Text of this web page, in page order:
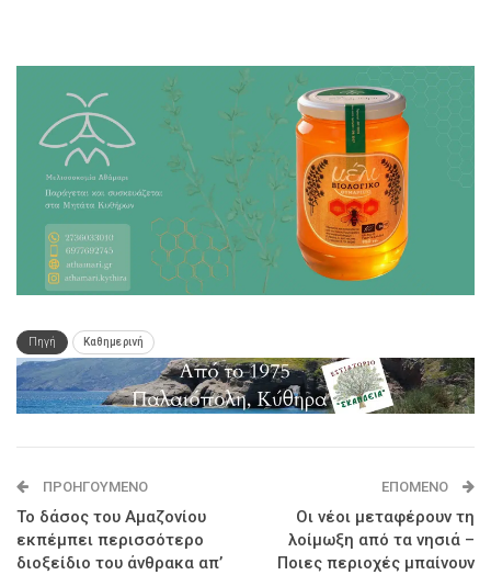
Πηγή Καθημερινή
ΠΡΟΗΓΟΎΜΕΝΟ
Το δάσος του Αμαζονίου
εκπέμπει περισσότερο
διοξείδιο του άνθρακα απ’
ΕΠΌΜΕΝΟ
Οι νέοι μεταφέρουν τη
λοίμωξη από τα νησιά –
Ποιες περιοχές μπαίνουν